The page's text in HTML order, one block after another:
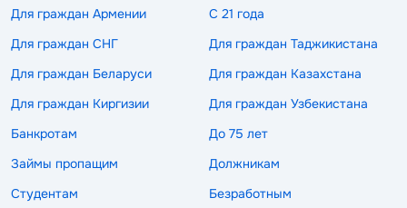
Для граждан Армении
С 21 года
Для граждан СНГ
Для граждан Таджикистана
Для граждан Беларуси
Для граждан Казахстана
Для граждан Киргизии
Для граждан Узбекистана
Банкротам
До 75 лет
Займы пропащим
Должникам
Студентам
Безработным